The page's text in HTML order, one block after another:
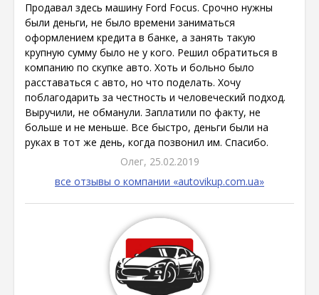
Продавал здесь машину Ford Focus. Срочно нужны
были деньги, не было времени заниматься
оформлением кредита в банке, а занять такую
крупную сумму было не у кого. Решил обратиться в
компанию по скупке авто. Хоть и больно было
расставаться с авто, но что поделать. Хочу
поблагодарить за честность и человеческий подход.
Выручили, не обманули. Заплатили по факту, не
больше и не меньше. Все быстро, деньги были на
руках в тот же день, когда позвонил им. Спасибо.
Олег, 25.02.2019
все отзывы о компании «autovikup.com.ua»